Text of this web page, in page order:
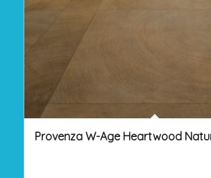
Provenza W-Age Heartwood